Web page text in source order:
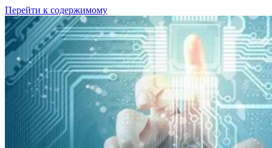
Перейти к содержимому